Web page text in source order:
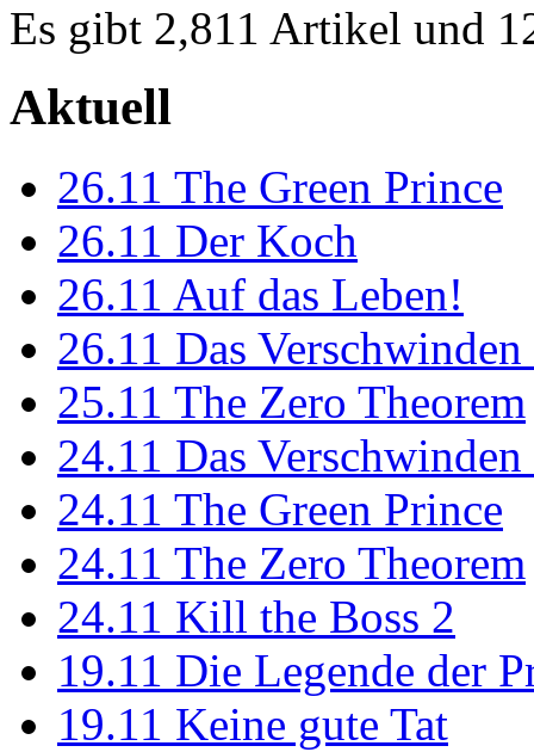
Es gibt 2,811 Artikel und
Aktuell
26.11 The Green Prince
26.11 Der Koch
26.11 Auf das Leben!
26.11 Das
25.11 The Zero Theorem
24.11 Das
24.11 The Green Prince
24.11 The Zero Theorem
24.11 Kill the Boss 2
19.11 Die Legende der
19.11 Keine gute Tat